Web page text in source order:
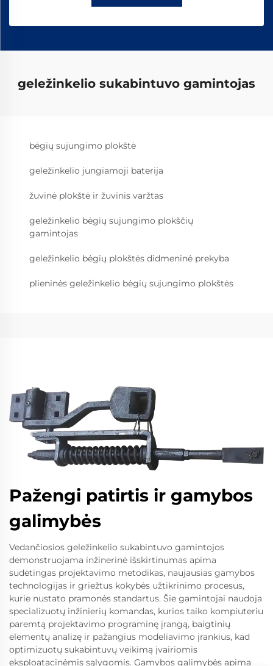
geležinkelio sukabintuvo gamintojas
bėgių sujungimo plokštė
geležinkelio jungiamoji baterija
žuvinė plokštė ir žuvinis varžtas
geležinkelio bėgių sujungimo plokščių
gamintojas
geležinkelio bėgių plokštės didmeninė prekyba
plieninės geležinkelio bėgių sujungimo plokštės
Pažengi patirtis ir gamybos
galimybės
Vedančiosios geležinkelio sukabintuvo gamintojos
demonstruojama inžinerinė išskirtinumas apima
sudėtingas projektavimo metodikas, naujausias gamybos
technologijas ir griežtus kokybės užtikrinimo procesus,
kurie nustato pramonės standartus. Šie gamintojai naudoja
specializuotų inžinierių komandas, kurios taiko kompiuteriu
paremtą projektavimo programinę įrangą, baigtinių
elementų analizę ir pažangius modeliavimo įrankius, kad
optimizuotų sukabintuvų veikimą įvairiomis
eksploatacinėmis sąlygomis. Gamybos galimybės apima